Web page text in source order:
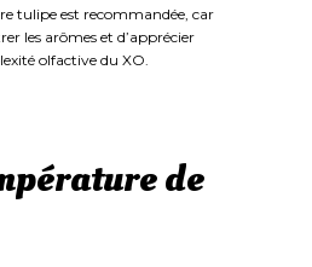
tulipe est recommandée, car
les arômes et d’apprécier
olfactive du XO.
de